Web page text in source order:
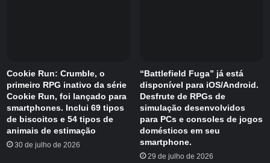
programa informativo “Inadai” da série
“Inazuma Eleven”, e os últimos
trabalhos“Inazuma Onze Cruz”deAnunciado
para ser lançado em 9 de junhofez. Os pré-
downloads estão programados para começar
no dia 8 de junho, um dia antes. Além disso,
Cookie Run: Crumble, o
primeiro RPG inativo da série
Cookie Run, foi lançado para
smartphones. Inclui 69 tipos
de biscoitos e 54 tipos de
animais de estimação
30 de julho de 2026
“Battlefield Fuga” já está
disponível para iOS/Android.
Desfrute de RPGs de
simulação desenvolvidos
para PCs e consoles de jogos
domésticos em seu
smartphone.
29 de julho de 2026